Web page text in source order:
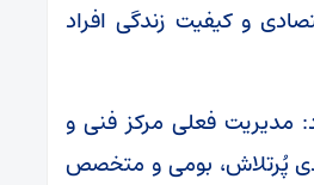
و کیفیت زندگی افراد
مدیریت فعلی مرکز فنی و
پُرتلاش، بومی و متخصص